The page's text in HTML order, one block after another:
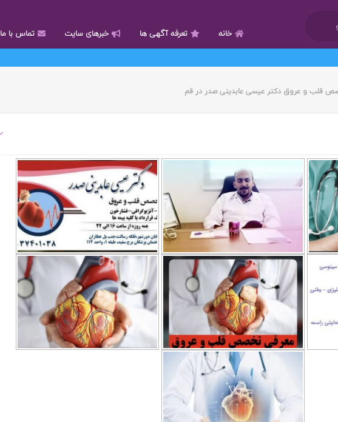
خانه تعرفه آگهی ها خبرهای سایت
تماس با ما
قلب و عروق دکتر عیسی عابدینی صدر در قم